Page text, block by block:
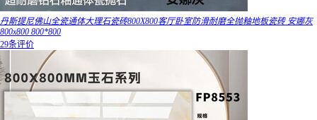
丹斯提尼佛山全瓷通体大理石瓷砖800X800客厅卧室防滑耐磨全抛釉地板瓷砖 安娜灰
800x800 800*800
29条评价